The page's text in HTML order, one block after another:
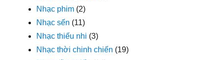
Nhạc phim (2)
Nhạc sến (11)
Nhạc thiếu nhi (3)
Nhạc thời chinh chiến (19)